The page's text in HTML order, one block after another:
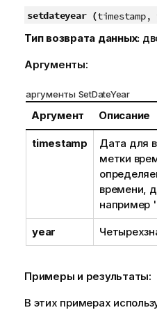
setdateyear (timestamp,
Тип возврата данных:
Аргументы:
аргументы SetDateYear
Аргумент Описание
timestamp
Дата для
метки
времени,
например
year
Примеры и результаты:
В этих примерах